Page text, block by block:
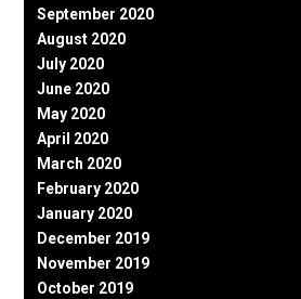
September 2020
August 2020
July 2020
June 2020
May 2020
April 2020
March 2020
February 2020
January 2020
December 2019
November 2019
October 2019